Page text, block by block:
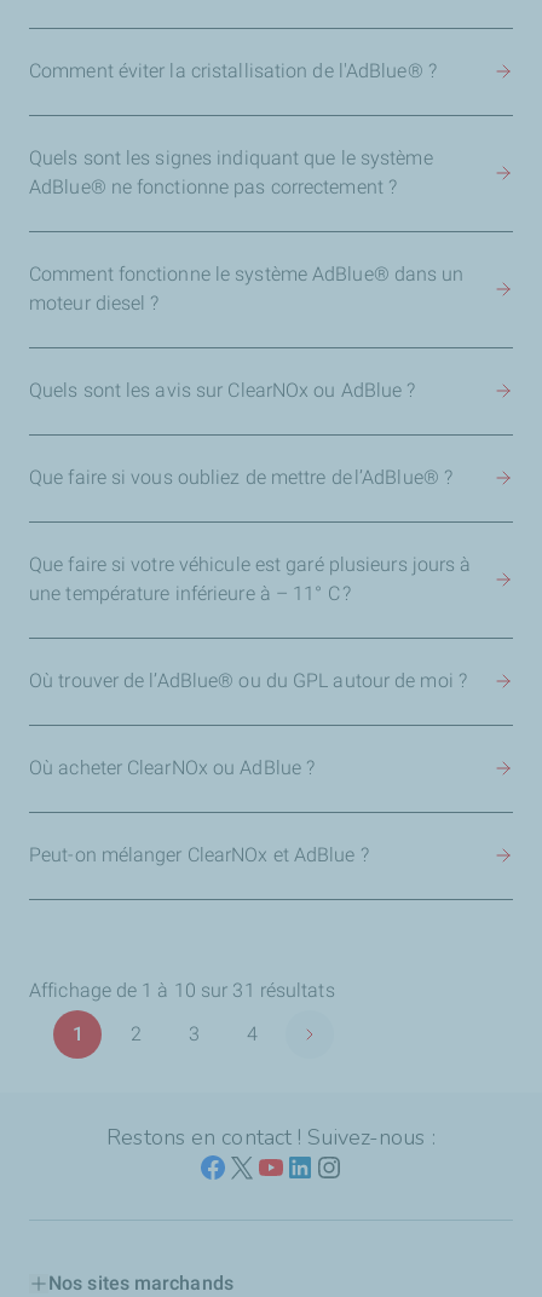
Comment éviter la cristallisation de l'AdBlue® ?
Quels sont les signes indiquant que le système
AdBlue® ne fonctionne pas correctement ?
Comment fonctionne le système AdBlue® dans un
moteur diesel ?
Quels sont les avis sur ClearNOx ou AdBlue ?
Que faire si vous oubliez de mettre de l’AdBlue®️ ?
Que faire si votre véhicule est garé plusieurs jours à
une température inférieure à – 11° C ?
Où trouver de l’AdBlue® ou du GPL autour de moi ?
Où acheter ClearNOx ou AdBlue ?
Peut-on mélanger ClearNOx et AdBlue ?
Affichage de 1 à 10 sur 31 résultats
Pagination
Page
1
Page
2
Page
3
Page
4
Page suivante
Restons en contact ! Suivez-nous :
Nos sites marchands